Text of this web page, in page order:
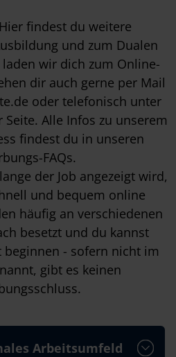
Hier findest du weitere
und zum Dualen
wir dich zum Online-
dir auch gerne per Mail
oder telefonisch unter
Seite. Alle Infos zu unserem
findest du in unseren
FAQs.
der Job angezeigt wird,
und bequem online
häufig an verschiedenen
besetzt und du kannst
- sofern nicht im
gibt es keinen
Arbeitsumfeld